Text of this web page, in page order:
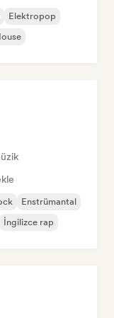
Elektropop
Enstrümantal
İngilizce rap